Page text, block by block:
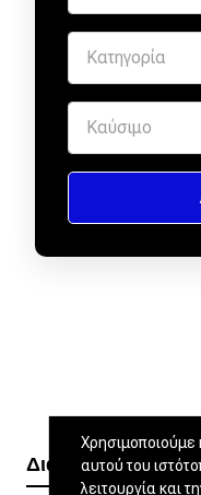
Διαβάστε ακόμα
Χρησιμοποιούμε
αυτού του
λειτουργία και